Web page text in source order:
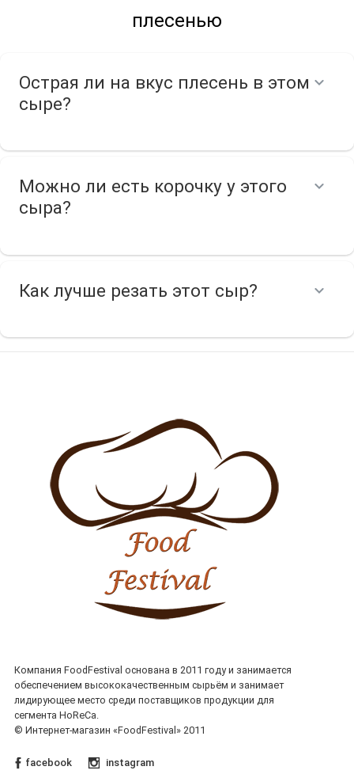
плесенью
Острая ли на вкус плесень в этом
сыре?
Можно ли есть корочку у этого
сыра?
Как лучше резать этот сыр?
Компания FoodFestival основана в 2011 году и занимается
обеспечением высококачественным сырьём и занимает
лидирующее место среди поставщиков продукции для
сегмента HoReCa.
© Интернет-магазин «FoodFestival» 2011
facebook instagram